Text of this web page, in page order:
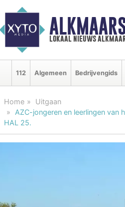
lokaal nieuws
112 Algemeen Bedrijvengids
Home
Uitgaan
AZC-jongeren en leerlingen van
HAL 25.